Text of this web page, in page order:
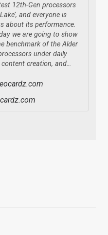
12th-Gen processors
Lake’, and everyone is
about its performance.
we are going to show
benchmark of the Alder
under daily
creation, and…